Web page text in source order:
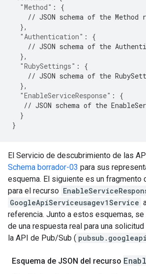
"Method" :
{
// JSON schema of the Method
},
"Authentication" :
{
// JSON schema of the
},
"RubySettings" :
{
// JSON schema of the
},
"EnableServiceResponse" :
{
// JSON schema of the
}
}
El Servicio de descubrimiento de las
Schema borrador-03 para sus
esquema. El siguiente es un fragmento
para el recurso
GoogleApiServiceusagev1Service
referencia. Junto a estos esquemas, se
de una respuesta real para una
la API de Pub/Sub (
Esquema de JSON del recurso